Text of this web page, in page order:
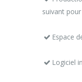
suivant
Espace
Logiciel